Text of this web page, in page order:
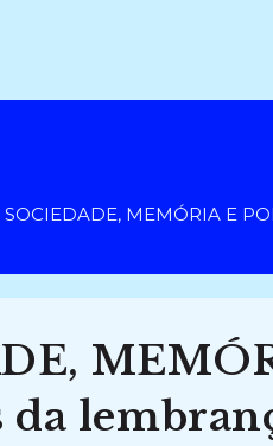
SOCIEDADE, MEMÓRIA E